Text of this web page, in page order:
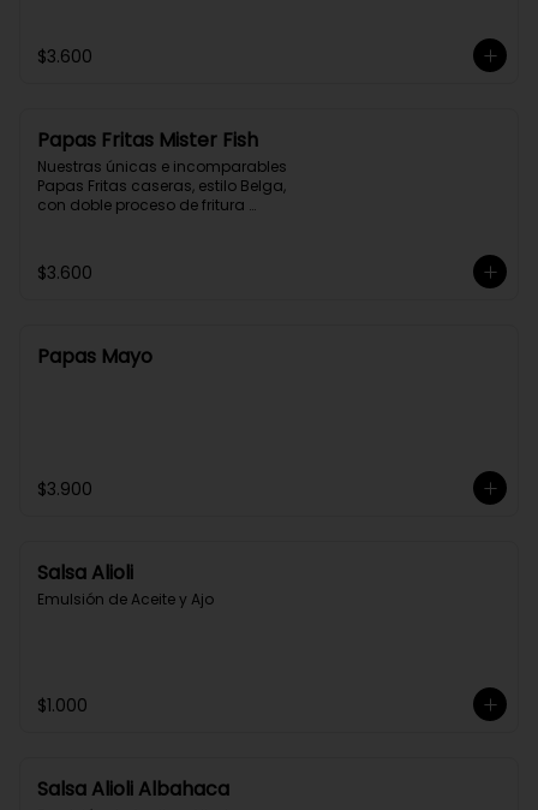
$3.600
Papas Fritas Mister Fish
Nuestras únicas e incomparables
Papas Fritas caseras, estilo Belga,
con doble proceso de fritura
$3.600
Papas Mayo
$3.900
Salsa Alioli
Emulsión de Aceite y Ajo
$1.000
Salsa Alioli Albahaca